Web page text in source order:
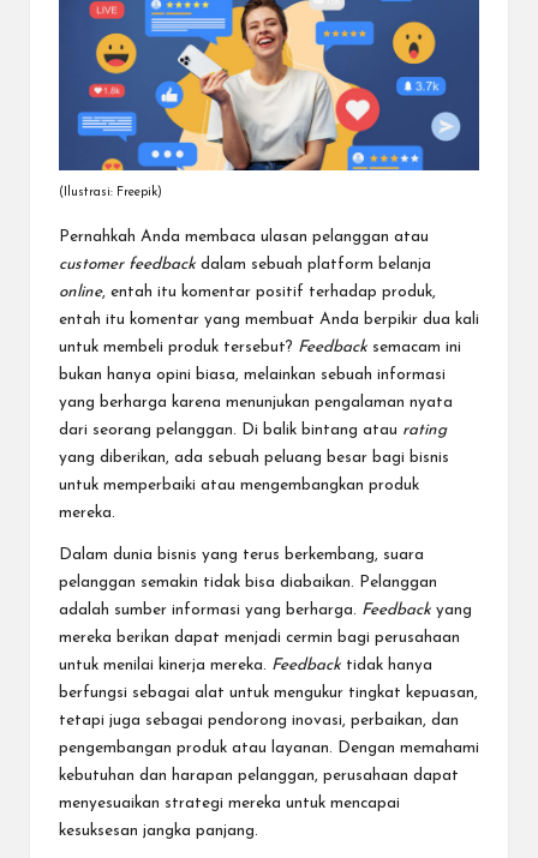
(Ilustrasi: Freepik)
Pernahkah Anda membaca ulasan pelanggan atau
customer feedback dalam sebuah platform belanja
online, entah itu komentar positif terhadap produk,
entah itu komentar yang membuat Anda berpikir dua kali
untuk membeli produk tersebut? Feedback semacam ini
bukan hanya opini biasa, melainkan sebuah informasi
yang berharga karena menunjukan pengalaman nyata
dari seorang pelanggan. Di balik bintang atau rating
yang diberikan, ada sebuah peluang besar bagi bisnis
untuk memperbaiki atau mengembangkan produk
mereka.
Dalam dunia bisnis yang terus berkembang, suara
pelanggan semakin tidak bisa diabaikan. Pelanggan
adalah sumber informasi yang berharga. Feedback yang
mereka berikan dapat menjadi cermin bagi perusahaan
untuk menilai kinerja mereka. Feedback tidak hanya
berfungsi sebagai alat untuk mengukur tingkat kepuasan,
tetapi juga sebagai pendorong inovasi, perbaikan, dan
pengembangan produk atau layanan. Dengan memahami
kebutuhan dan harapan pelanggan, perusahaan dapat
menyesuaikan strategi mereka untuk mencapai
kesuksesan jangka panjang.